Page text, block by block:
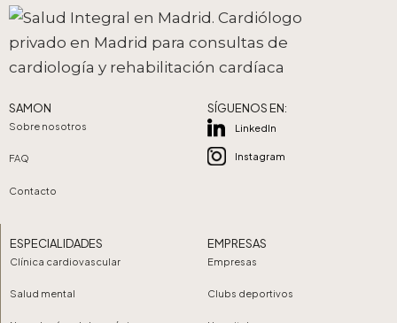
SAMON
Sobre nosotros
FAQ
Contacto
ESPECIALIDADES
Clínica cardiovascular
Salud mental
EMPRESAS
Empresas
Clubs deportivos
SÍGUENOS EN:
LinkedIn
Instagram